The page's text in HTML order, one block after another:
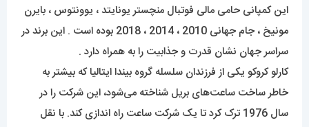
این کمپانی حامی مالی فوتبال منچستر یونایتد ، یوونتوس ، بایرن
مونیخ ، جام جهانی 2010 ، 2014 ، 2018 بوده است . این برند در
سراسر جهان نشان قدرت و جذابیت را به همراه دارد .
کارلو کروکو ​​یکی از فرزندان سلسله گروه بیندا ایتالیا که بیشتر به
خاطر ساخت ساعت‌های بریل شناخته می‌شود، این شرکت را در
سال 1976 ترک کرد تا یک شرکت ساعت راه اندازی کند. با نقل